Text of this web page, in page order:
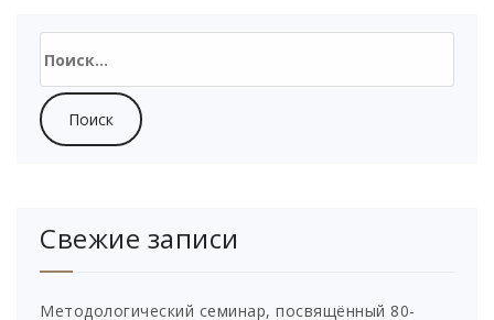
Свежие записи
Методологический семинар, посвящённый 80-